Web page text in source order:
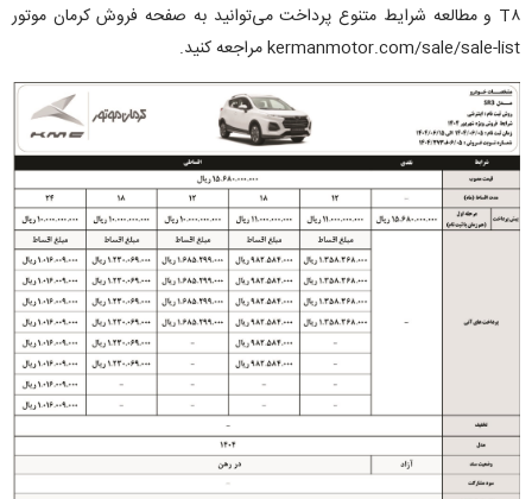
T۸ و مطالعه شرایط متنوع پرداخت می‌توانید به صفحه فروش کرمان موتور
kermanmotor.com/sale/sale-list مراجعه کنید.